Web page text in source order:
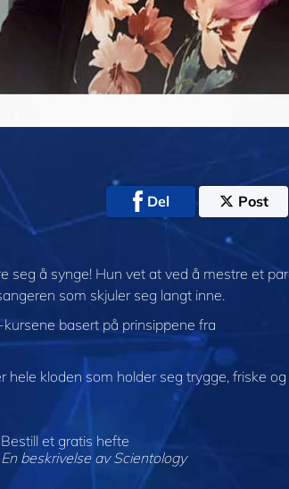
Del Post
seg å synge! Hun vet at ved å mestre et par
som skjuler seg langt inne.
basert på prinsippene fra
kloden som holder seg trygge, friske og
Bestill et gratis hefte
En beskrivelse av Scientology